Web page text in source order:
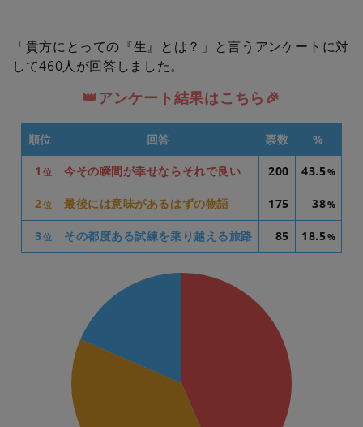
「貴方にとっての『生』とは？」と言うアンケートに対
して460人が回答しました。
👑アンケート結果はこちら🎉
順位 回答 票数 %
1 位 今その瞬間が幸せならそれで良い 200 43.5%
2位 最後には意味があるはずの物語 175 38%
3位 その都度ある試練を乗り越える旅路 85 18.5%